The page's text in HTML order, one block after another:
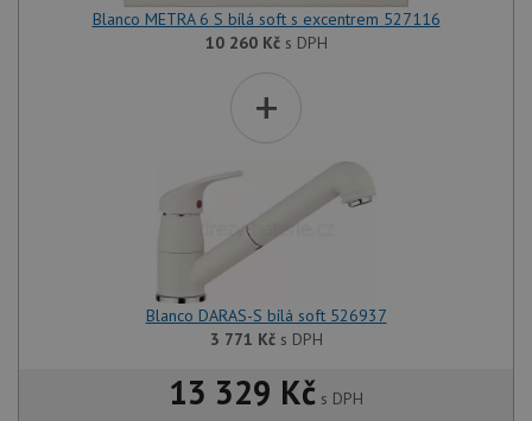
Blanco METRA 6 S bílá soft s excentrem 527116
10 260 Kčs DPH
+
Blanco DARAS-S bílá soft 526937
3 771 Kčs DPH
13 329 Kč s DPH